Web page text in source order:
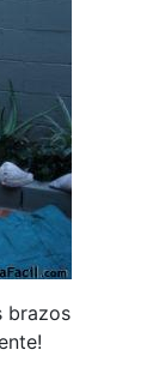
brazos